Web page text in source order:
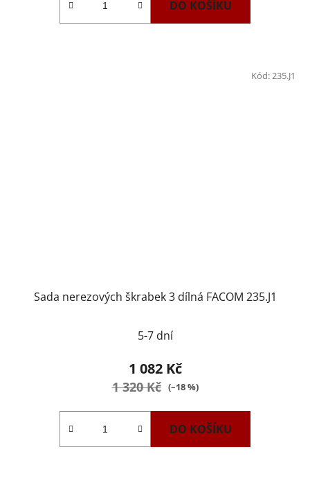
DO KOŠÍKU
Sada nerezových škrabek 3 dílná FACOM 235.J1
5-7 dní
1 082 Kč
1 320 Kč (–18 %)
DO KOŠÍKU
Kód: 235.J1